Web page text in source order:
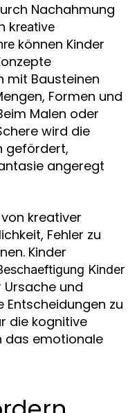
Nachahmung
kreative
können Kinder
mit Bausteinen
Formen und
Malen oder
wird die
gefördert,
angeregt
kreativer
Fehler zu
Kinder
Kinder
und
Entscheidungen zu
die kognitive
das emotionale